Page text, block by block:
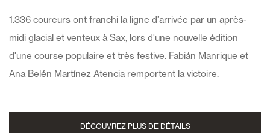
1.336 coureurs ont franchi la ligne d'arrivée par un après-
midi glacial et venteux à Sax, lors d'une nouvelle édition
d'une course populaire et très festive. Fabián Manrique et
Ana Belén Martínez Atencia remportent la victoire.
DÉCOUVREZ PLUS DE DÉTAILS